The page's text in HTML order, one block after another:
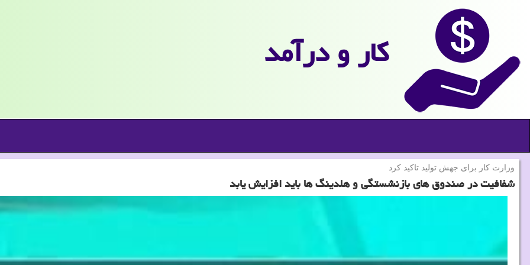
كار و درآمد
وزارت كار برای جهش تولید تاكید كرد
شفافیت در صندوق های بازنشستگی و هلدینگ ها باید افزایش یابد